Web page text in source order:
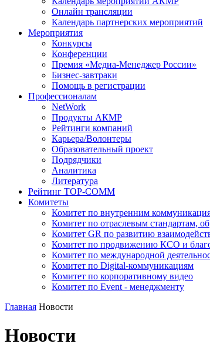
Онлайн трансляции
Календарь партнерских мероприятий
Мероприятия
Конкурсы
Конференции
Премия «Медиа-Менеджер России»
Бизнес-завтраки
Помощь в регистрации
Профессионалам
NetWork
Продукты АКМР
Рейтинги компаний
Карьера/Волонтеры
Образовательный проект
Подрядчики
Аналитика
Литература
Рейтинг TOP-COMM
Комитеты
Комитет по внутренним
Комитет по отраслевым стандартам,
Комитет GR по развитию
Комитет по продвижению КСО и
Комитет по международной
Комитет по Digital-коммуникациям
Комитет по корпоративному видео
Комитет по Event - менеджменту
Главная Новости
Новости